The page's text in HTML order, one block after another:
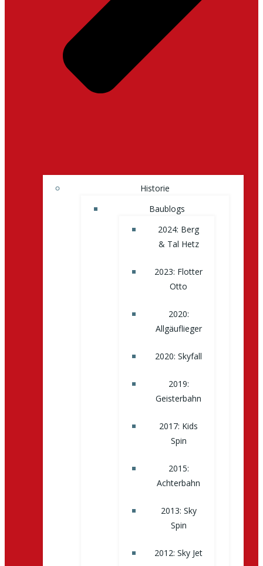
Historie
Baublogs
2024: Berg
& Tal Hetz
2023: Flotter
Otto
2020:
Allgäuflieger
2020: Skyfall
2019:
Geisterbahn
2017: Kids
Spin
2015:
Achterbahn
2013: Sky
Spin
2012: Sky Jet